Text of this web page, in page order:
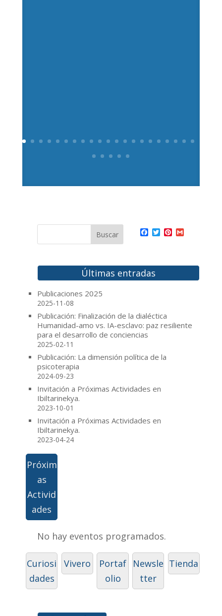
F
b
o
o
T
t
r
P
e
e
l
Últimas entradas
Publicaciones 2025
2025-11-08
Publicación: Finalización de la dialéctica
Humanidad-amo vs. IA-esclavo: paz resiliente
para el desarrollo de conciencias
2025-02-11
Publicación: La dimensión política de la
psicoterapia
2024-09-23
Invitación a Próximas Actividades en
Ibiltarinekya.
2023-10-01
Invitación a Próximas Actividades en
Ibiltarinekya.
2023-04-24
Próxim
as
Activid
ades
No hay eventos programados.
Curiosi
dades
Vivero
Portaf
olio
Newsle
tter
Tienda